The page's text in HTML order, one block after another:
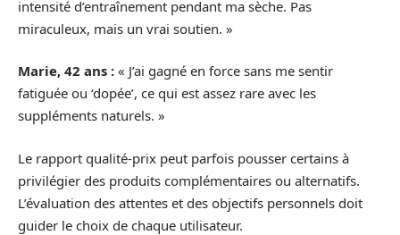
intensité d’entraînement pendant ma sèche. Pas
miraculeux, mais un vrai soutien. »
Marie, 42 ans : « J’ai gagné en force sans me sentir
fatiguée ou ‘dopée’, ce qui est assez rare avec les
suppléments naturels. »
Le rapport qualité-prix peut parfois pousser certains à
privilégier des produits complémentaires ou alternatifs.
L’évaluation des attentes et des objectifs personnels doit
guider le choix de chaque utilisateur.